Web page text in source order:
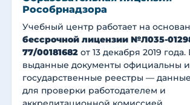
Рособрнадзора
Учебный центр работает на
бессрочной лицензии №Л035-
77/00181682 от 13 декабря 2019 года.
выданные документы официальны и
государственные реестры —
для проверки работодателем и